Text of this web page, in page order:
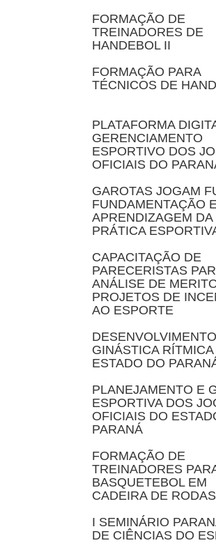
FORMAÇÃO DE
TREINADORES DE
HANDEBOL II
FORMAÇÃO PARA
TÉCNICOS DE
PLATAFORMA
GERENCIAMENTO
ESPORTIVO DOS
OFICIAIS DO
GAROTAS JOGAM
FUNDAMENTAÇÃO
APRENDIZAGEM DA
PRÁTICA
CAPACITAÇÃO DE
PARECERISTAS
ANÁLISE DE
PROJETOS DE
AO ESPORTE
GINÁSTICA RÍTMICA
ESTADO DO
PLANEJAMENTO E
ESPORTIVA DOS
OFICIAIS DO
PARANÁ
FORMAÇÃO DE
TREINADORES
BASQUETEBOL EM
CADEIRA DE RODAS
I SEMINÁRIO
DE CIÊNCIAS DO